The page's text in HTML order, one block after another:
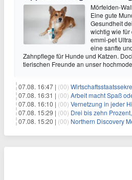
Mörfelden-
Eine gute
Gesundheit
wichtig wie
emmi-pet
eine sanfte
Zahnpflege für Hunde und Katzen.
tierischen Freunde an unser
07.08. 16:47 | (00) Wirtschaftsstaatssekretär Thomas
07.08. 16:31 | (00) Arbeit macht Spaß
07.08. 16:10 | (00) Vernetzung in jeder Hinsicht
07.08. 15:29 | (00) Drei bis zehn Prozent, so viel
07.08. 15:20 | (00) Northern Discovery Metals gibt die